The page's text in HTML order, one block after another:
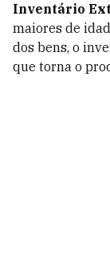
Inventário
maiores de
dos bens, o
que torna o